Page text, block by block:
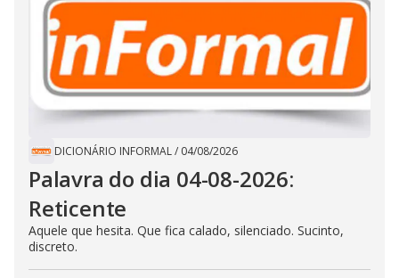
DICIONÁRIO INFORMAL/ 04/08/2026
Palavra do dia 04-08-2026:
Reticente
Aquele que hesita. Que fica calado, silenciado. Sucinto,
discreto.